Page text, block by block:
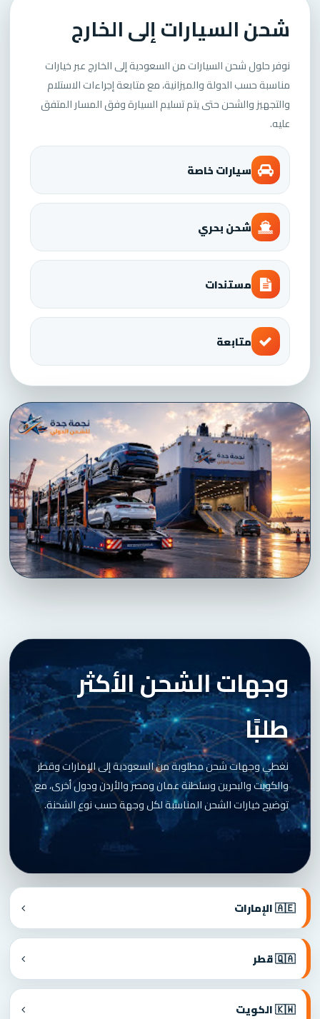
شحن السيارات إلى الخارج
نوفر حلول شحن السيارات من السعودية إلى الخارج عبر خيارات
مناسبة حسب الدولة والميزانية، مع متابعة إجراءات الاستلام
والتجهيز والشحن حتى يتم تسليم السيارة وفق المسار المتفق
عليه.
سيارات خاصة
شحن بحري
مستندات
متابعة
وجهات الشحن الأكثر
طلبًا
نغطي وجهات شحن مطلوبة من السعودية إلى الإمارات وقطر
والكويت والبحرين وسلطنة عمان ومصر والأردن ودول أخرى، مع
توضيح خيارات الشحن المناسبة لكل وجهة حسب نوع الشحنة.
🇦🇪 الإمارات
🇶🇦 قطر
🇰🇼 الكويت